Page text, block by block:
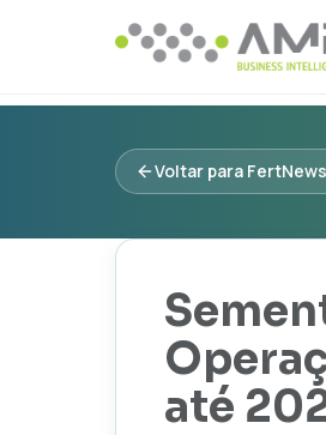
Voltar para FertNews
até